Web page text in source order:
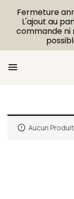
Aucun
Fermeture
L'ajout au
commande ni